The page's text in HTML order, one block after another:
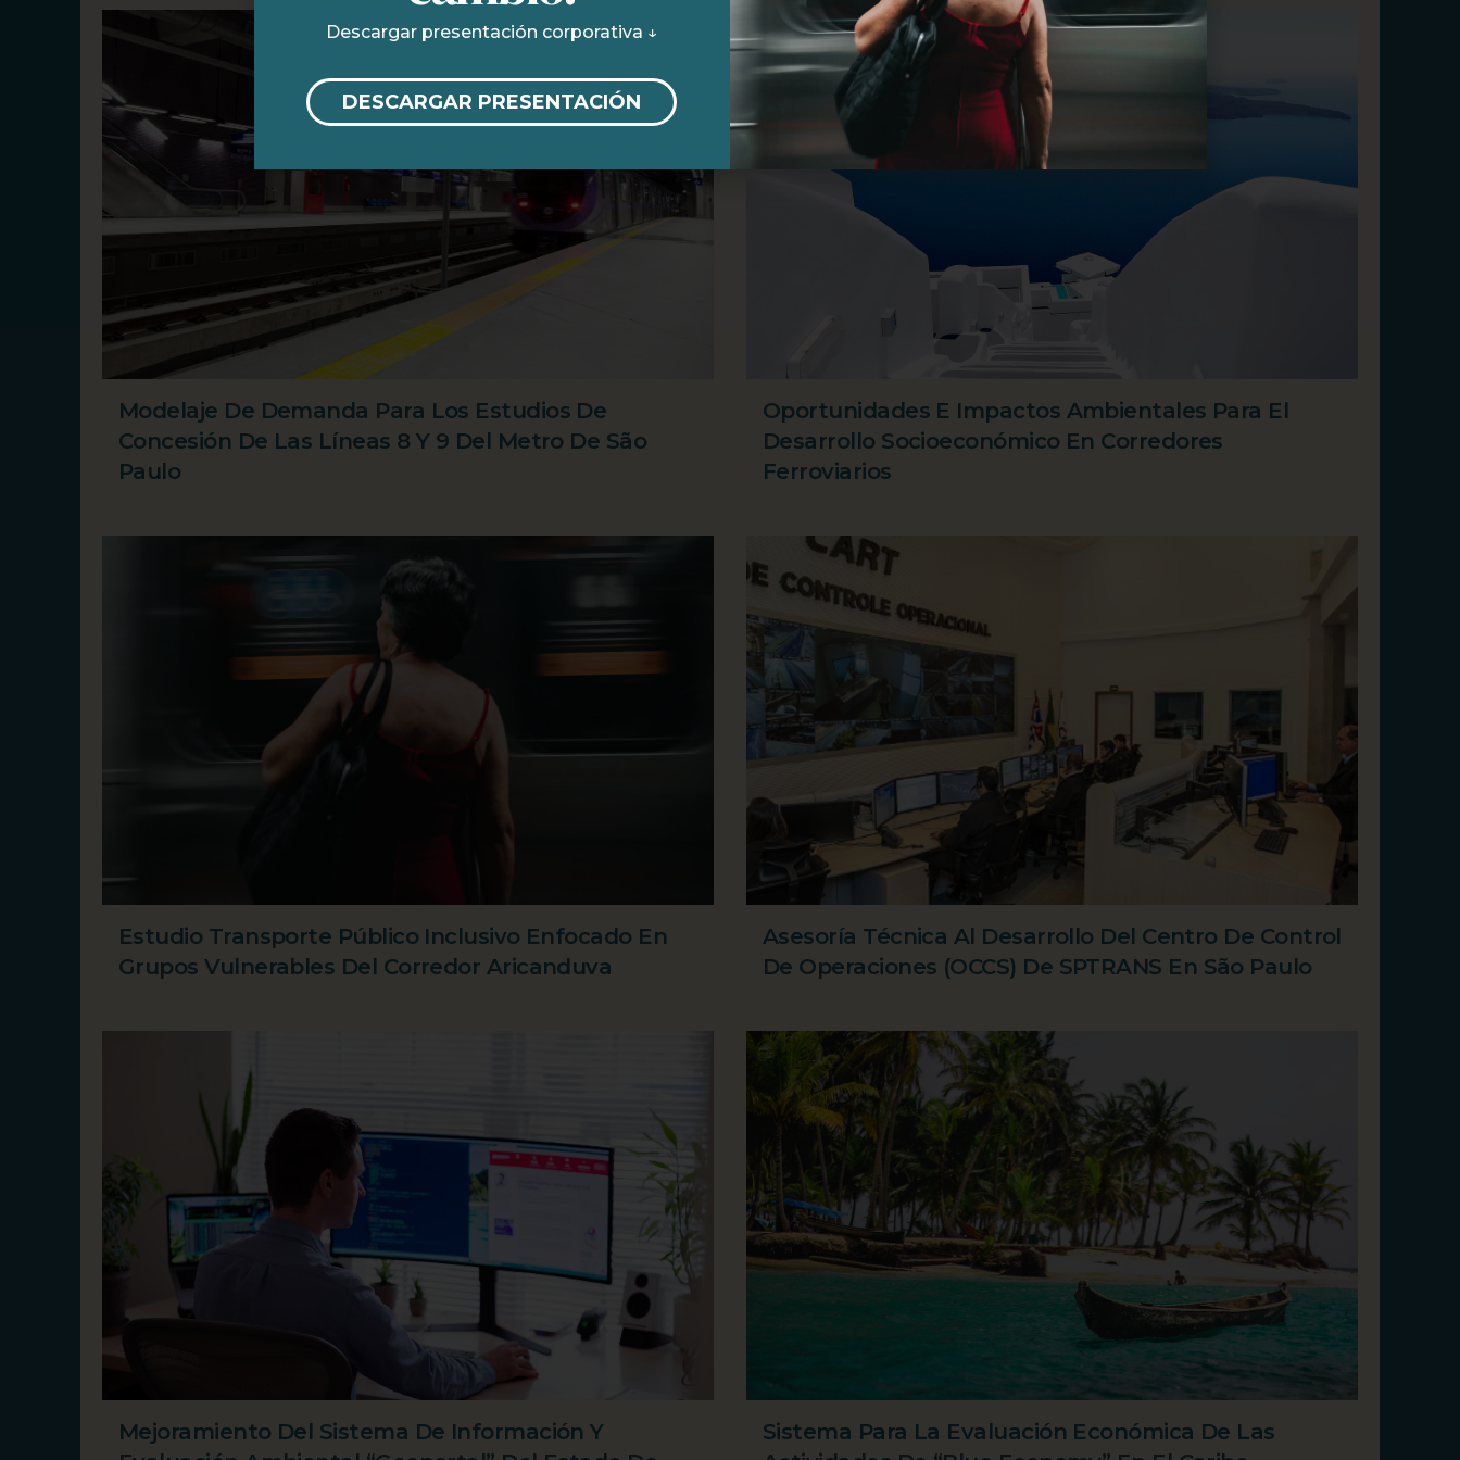
Modelaje De Demanda Para Los Estudios De
Concesión De Las Líneas 8 Y 9 Del Metro De São
Paulo
Oportunidades E Impactos Ambientales Para El
Desarrollo Socioeconómico En Corredores
Ferroviarios
Estudio Transporte Público Inclusivo Enfocado En
Grupos Vulnerables Del Corredor Aricanduva
Asesoría Técnica Al Desarrollo Del Centro De Control
De Operaciones (OCCS) De SPTRANS En São Paulo
Mejoramiento Del Sistema De Información Y
Sistema Para La Evaluación Económica De Las
Descargar presentación corporativa ↓
DESCARGAR PRESENTACIÓN